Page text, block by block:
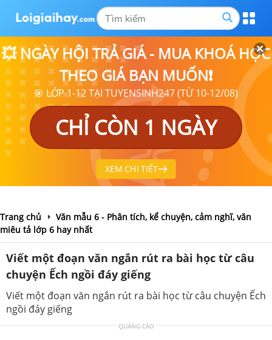
💥 NGÀY HỘI TRẢ GIÁ - MUA KHOÁ HỌC
THEO GIÁ BẠN MUỐN❗
🎯 LỚP 1-12 TẠI TUYENSINH247 (TỪ 10-12/08)
CHỈ CÒN 1 NGÀY
XEM CHI TIẾT
Trang chủ
Văn mẫu 6 - Phân tích, kể chuyện, cảm nghĩ, văn
miêu tả lớp 6 hay nhất
Viết một đoạn văn ngắn rút ra bài học từ câu
chuyện Ếch ngồi đáy giếng
Viết một đoạn văn ngắn rút ra bài học từ câu chuyện Ếch
ngồi đáy giếng
QUẢNG CÁO